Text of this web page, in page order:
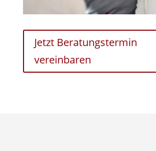
Jetzt Beratungstermin
vereinbaren